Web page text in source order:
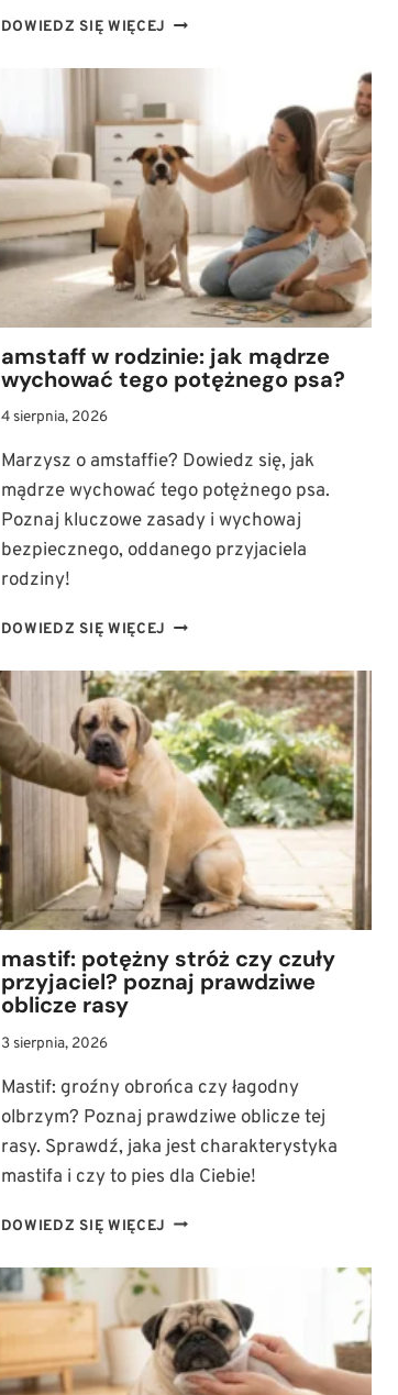
DOWIEDZ SIĘ WIĘCEJ LĘK
U
JAK
PO
KROKU
NAUCZYĆ
PUPILA
ZOSTAWANIA
SAMEMU?
amstaff w rodzinie: jak mądrze
wychować tego potężnego psa?
4 sierpnia, 2026
Marzysz o amstaffie? Dowiedz się, jak
mądrze wychować tego potężnego psa.
Poznaj kluczowe zasady i wychowaj
bezpiecznego, oddanego przyjaciela
rodziny!
DOWIEDZ SIĘ WIĘCEJ AMSTAFF
RODZINIE:
JAK
MĄDRZE
WYCHOWAĆ
TEGO
POTĘŻNEGO
PSA?
mastif: potężny stróż czy czuły
przyjaciel? poznaj prawdziwe
oblicze rasy
3 sierpnia, 2026
Mastif: groźny obrońca czy łagodny
olbrzym? Poznaj prawdziwe oblicze tej
rasy. Sprawdź, jaka jest charakterystyka
mastifa i czy to pies dla Ciebie!
DOWIEDZ SIĘ WIĘCEJ MASTIF:
STRÓŻ
CZUŁY
PRZYJACIEL?
POZNAJ
PRAWDZIWE